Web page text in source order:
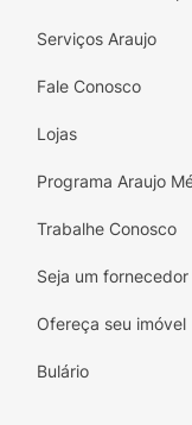
Serviços Araujo
Fale Conosco
Lojas
Programa Araujo
Trabalhe Conosco
Seja um fornecedor
Ofereça seu imóvel
Bulário